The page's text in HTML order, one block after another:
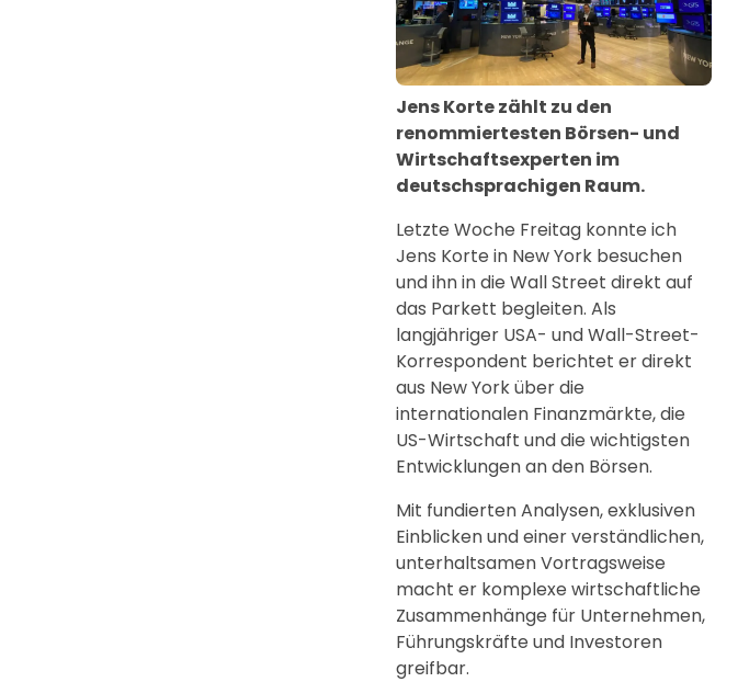
Jens Korte zählt zu den
renommiertesten Börsen- und
Wirtschaftsexperten im
deutschsprachigen Raum.
Letzte Woche Freitag konnte ich
Jens Korte in New York besuchen
und ihn in die Wall Street direkt auf
das Parkett begleiten. Als
langjähriger USA- und Wall-Street-
Korrespondent berichtet er direkt
aus New York über die
internationalen Finanzmärkte, die
US-Wirtschaft und die wichtigsten
Entwicklungen an den Börsen.
Mit fundierten Analysen, exklusiven
Einblicken und einer verständlichen,
unterhaltsamen Vortragsweise
macht er komplexe wirtschaftliche
Zusammenhänge für Unternehmen,
Führungskräfte und Investoren
greifbar.